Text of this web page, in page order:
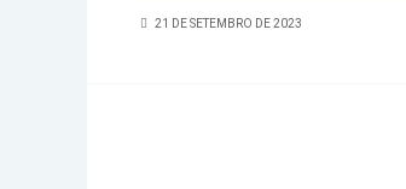
21 DE SETEMBRO DE 2023